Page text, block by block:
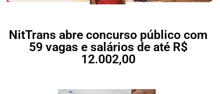
NitTrans abre concurso público com
59 vagas e salários de até R$
12.002,00